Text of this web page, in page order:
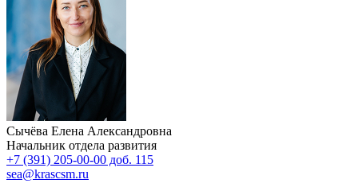
Сычёва Елена Александровна
Начальник отдела развития
+7 (391) 205-00-00 доб. 115
sea@krascsm.ru